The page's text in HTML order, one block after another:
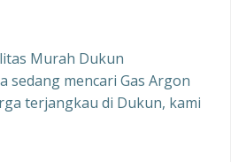
Murah Dukun
sedang mencari Gas Argon
terjangkau di Dukun, kami